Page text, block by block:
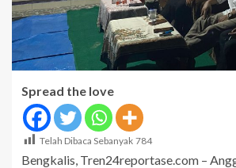
Spread the love
Telah Dibaca Sebanyak 784
Bengkalis, Tren24reportase.com –